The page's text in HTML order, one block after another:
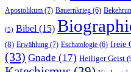
Apostolikum (7) Bauernkrieg (6)
(5) Bibel (15)
(8) Erwählung (7) Eschatologie (6) freie
(33) Gnade (17) Heiliger Geist